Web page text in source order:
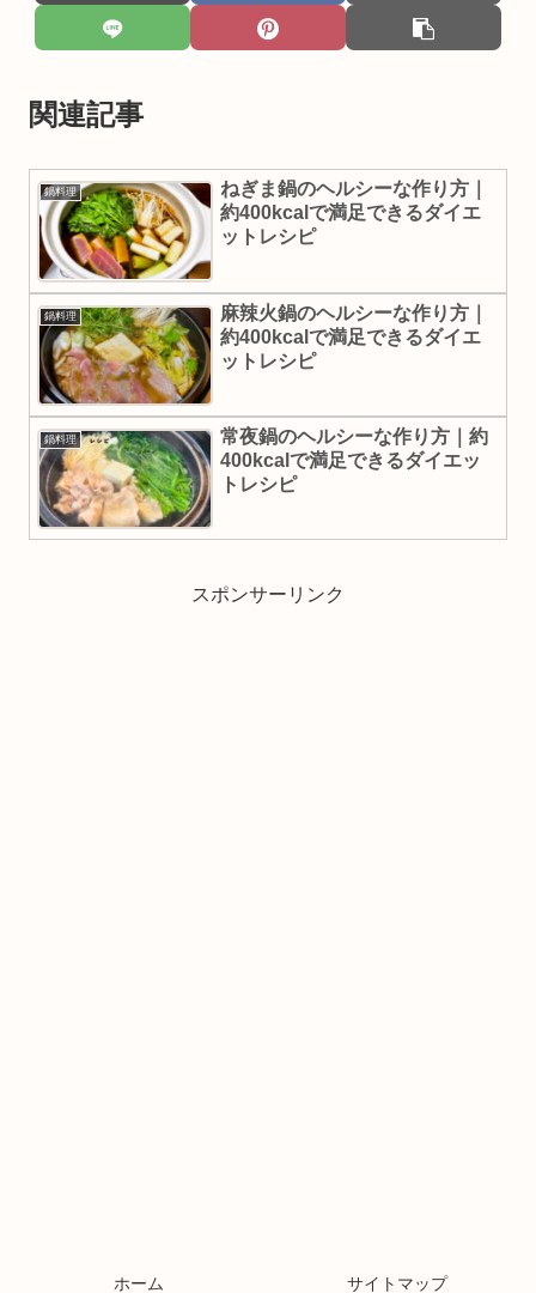
関連記事
鍋料理
ねぎま鍋のヘルシーな作り方｜
約400kcalで満足できるダイエ
ットレシピ
鍋料理
麻辣火鍋のヘルシーな作り方｜
約400kcalで満足できるダイエ
ットレシピ
鍋料理
常夜鍋のヘルシーな作り方｜約
400kcalで満足できるダイエッ
トレシピ
スポンサーリンク
ホーム サイトマップ